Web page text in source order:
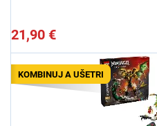
21,90 €
KOMBINUJ A UŠETRI